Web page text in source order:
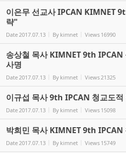
이은무 선교사 IPCAN KIMNET
략"
Date2017.07.13 By kimnet Views 16990
송상철 목사 KIMNET 9th IPCAN
사명
Date2017.07.13 By kimnet Views21325
이규섭 목사 9th IPCAN 청교도적
Date2017.07.13 By kimnet Views 15098
박희민 목사 KIMNET 9th IPCAN
Date2017.07.13 By kimnet Views 15749